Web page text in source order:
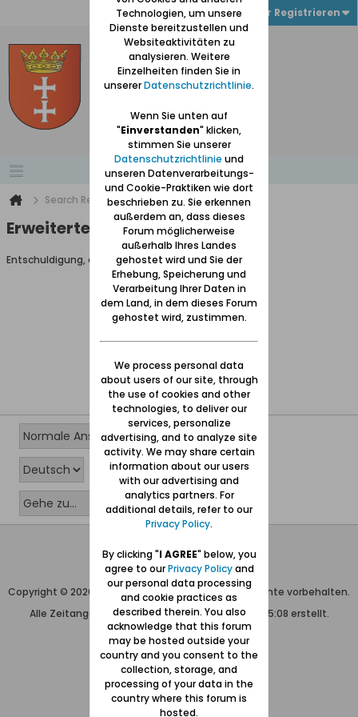
Anmelden oder Registrieren
Search Result
Erweiterte Suche
Entschuldigung, du darfst diese Seite nicht aufrufen.
Wolfgang Naujocks MMXXVI
Powered byvBulletin®
Copyright © 2026 MH Sub I, LLC dba vBulletin. Alle Rechte vorbehalten.
Alle Zeitangaben in WEZ+1. Die Seite wurde um 05:08 erstellt.
Technologien, um unsere
Dienste bereitzustellen und
Websiteaktivitäten zu
analysieren. Weitere
Einzelheiten finden Sie in
unsererDatenschutzrichtlinie.
Wenn Sie unten auf
"Einverstanden" klicken,
stimmen Sie unserer
Datenschutzrichtlinie und
unseren Datenverarbeitungs-
und Cookie-Praktiken wie dort
beschrieben zu. Sie erkennen
außerdem an, dass dieses
Forum möglicherweise
außerhalb Ihres Landes
gehostet wird und Sie der
Erhebung, Speicherung und
Verarbeitung Ihrer Daten in
dem Land, in dem dieses Forum
gehostet wird, zustimmen.
We process personal data
about users of our site, through
the use of cookies and other
technologies, to deliver our
services, personalize
advertising, and to analyze site
activity. We may share certain
information about our users
with our advertising and
analytics partners. For
additional details, refer to our
Privacy Policy.
By clicking "I AGREE" below, you
agree to ourPrivacy Policyand
our personal data processing
and cookie practices as
described therein. You also
acknowledge that this forum
may be hosted outside your
country and you consent to the
collection, storage, and
processing of your data in the
country where this forum is
hosted.